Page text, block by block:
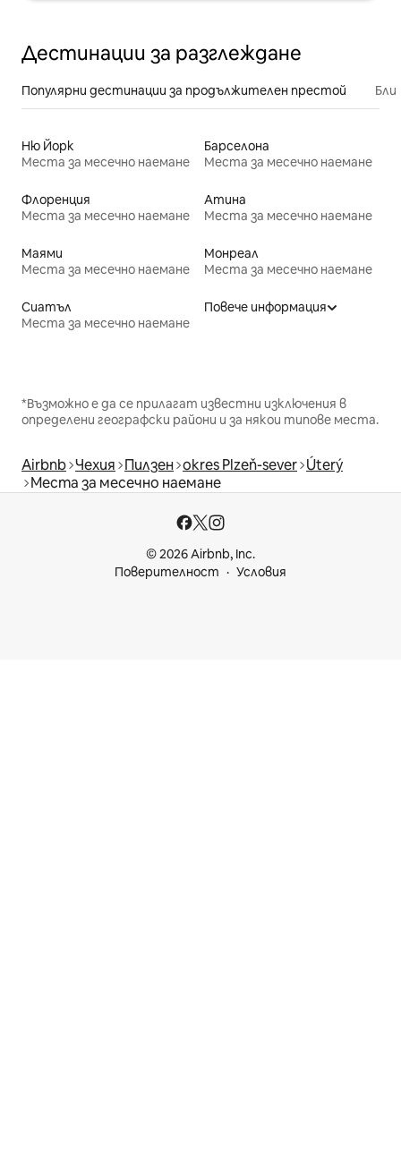
Дестинации за разглеждане
Популярни дестинации за продължителен престой
Ню Йорк
Места за месечно наемане
Барселона
Места за месечно наемане
Флоренция
Места за месечно наемане
Атина
Места за месечно наемане
Маями
Места за месечно наемане
Монреал
Места за месечно наемане
Сиатъл
Места за месечно наемане
Повече информация
*Възможно е да се прилагат известни изключения в
определени географски райони и за някои типове места.
Airbnb Чехия Пилзен okres Plzeň-sever Úterý
Места за месечно наемане
© 2026 Airbnb, Inc.
Поверителност
Условия